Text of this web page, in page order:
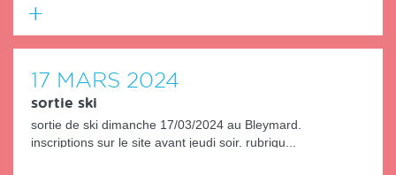
En
savoir
plus
17 MARS 2024
sortie ski
sortie de ski dimanche 17/03/2024 au Bleymard.
inscriptions sur le site avant jeudi soir. rubriqu...